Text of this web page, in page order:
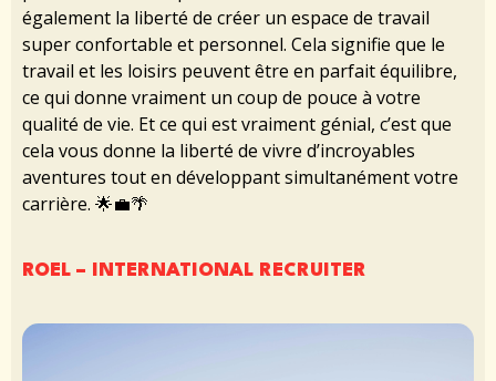
également la liberté de créer un espace de travail
super confortable et personnel. Cela signifie que le
travail et les loisirs peuvent être en parfait équilibre,
ce qui donne vraiment un coup de pouce à votre
qualité de vie. Et ce qui est vraiment génial, c’est que
cela vous donne la liberté de vivre d’incroyables
aventures tout en développant simultanément votre
carrière. 🌟💼🌴
ROEL – INTERNATIONAL RECRUITER